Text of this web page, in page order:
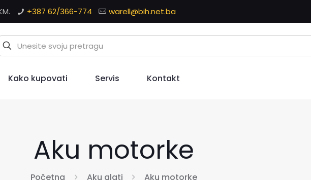
+387 62/366-774 warell@bih.net.ba
Kako kupovati Servis Kontakt
Aku motorke
Početna Aku alati Aku motorke